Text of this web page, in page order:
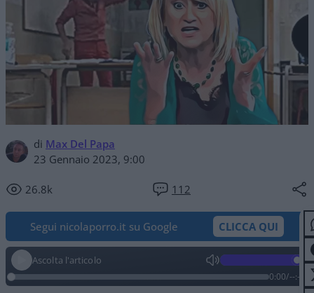
di Max Del Papa
23 Gennaio 2023, 9:00
26.8k 112
Segui nicolaporro.it su Google CLICCA QUI
Ascolta l'articolo
0:00/--:--